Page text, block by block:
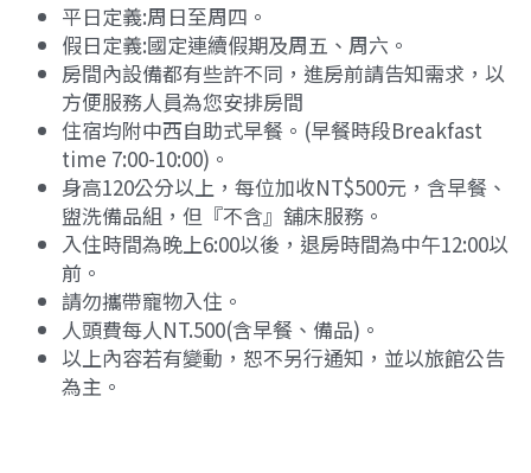
平日定義:周日至周四。
假日定義:國定連續假期及周五、周六。
房間內設備都有些許不同，進房前請告知需求，以
方便服務人員為您安排房間
住宿均附中西自助式早餐。(早餐時段Breakfast
time 7:00-10:00)。
身高120公分以上，每位加收NT$500元，含早餐、
盥洗備品組，但『不含』舖床服務。
入住時間為晚上6:00以後，退房時間為中午12:00以
前。
請勿攜帶寵物入住。
人頭費每人NT.500(含早餐、備品)。
以上內容若有變動，恕不另行通知，並以旅館公告
為主。